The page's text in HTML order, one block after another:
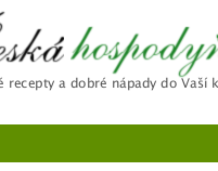
Česká hospodyňka